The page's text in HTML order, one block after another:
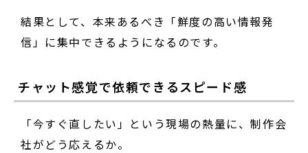
結果として、本来あるべき「鮮度の高い情報発
信」に集中できるようになるのです。
チャット感覚で依頼できるスピード感
「今すぐ直したい」という現場の熱量に、制作会
社がどう応えるか。